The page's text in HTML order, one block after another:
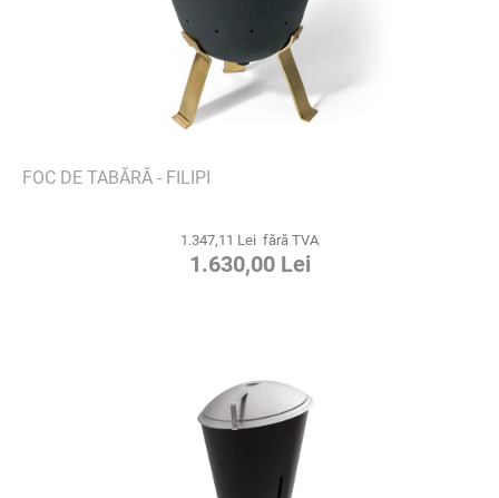
FOC DE TABĂRĂ - FILIPI
1.347,11 Lei fără TVA
1.630,00 Lei